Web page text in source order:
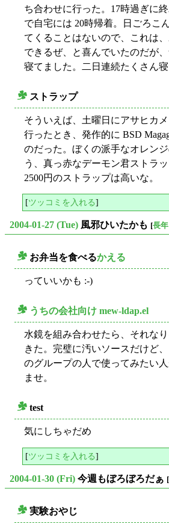
ち合わせに行った。17時過ぎに
で自宅には 20時帰着。日ごろこ
てくることはないので、これは
できるぜ、と喜んでいたのだが
寝てました。二日連続たくさん
ストラップ
そういえば、土曜日にアサヒカ
行ったとき、発作的に BSD
のだった。ぼくの派手なオレン
う、真っ赤なデーモン君ストラ
2500円のストラップは高いな。
[ツッコミを入れる]
2004-01-27 (Tue) 風邪ひいたかも [長
お弁当を食べるかえる
っていいかも :-)
うちの会社向け mew-ldap.el
水鏡を組み合わせたら、それな
きた。完璧に汚いソースだけど
のグループの人で使ってみたい
ませ。
test
気にしちゃだめ
[ツッコミを入れる]
2004-01-30 (Fri) 今週もぼろぼろだぁ [
実験おやじ